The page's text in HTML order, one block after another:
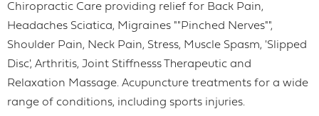
Chiropractic Care providing relief for Back Pain,
Headaches Sciatica, Migraines ""Pinched Nerves"",
Shoulder Pain, Neck Pain, Stress, Muscle Spasm, 'Slipped
Disc', Arthritis, Joint Stiffnesss Therapeutic and
Relaxation Massage. Acupuncture treatments for a wide
range of conditions, including sports injuries.